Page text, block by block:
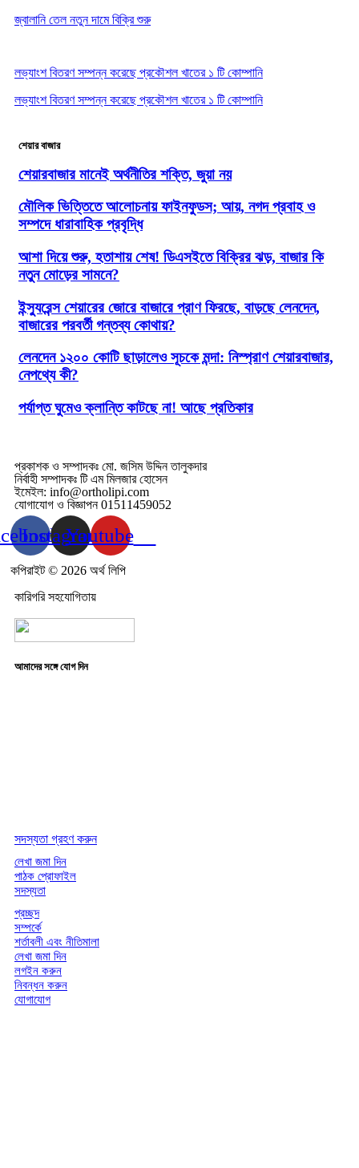
জ্বালানি তেল নতুন দামে বিক্রি শুরু
লভ্যাংশ বিতরণ সম্পন্ন করেছে প্রকৌশল খাতের ১ টি কোম্পানি
লভ্যাংশ বিতরণ সম্পন্ন করেছে প্রকৌশল খাতের ১ টি কোম্পানি
শেয়ার বাজার
শেয়ারবাজার মানেই অর্থনীতির শক্তি, জুয়া নয়
মৌলিক ভিত্তিতে আলোচনায় ফাইনফুডস; আয়, নগদ প্রবাহ ও
সম্পদে ধারাবাহিক প্রবৃদ্ধি
আশা দিয়ে শুরু, হতাশায় শেষ! ডিএসইতে বিক্রির ঝড়, বাজার কি
নতুন মোড়ের সামনে?
ইন্স্যুরেন্স শেয়ারের জোরে বাজারে প্রাণ ফিরছে, বাড়ছে লেনদেন,
বাজারের পরবর্তী গন্তব্য কোথায়?
লেনদেন ১২০০ কোটি ছাড়ালেও সূচকে মন্দা: নিস্প্রাণ শেয়ারবাজার,
নেপথ্যে কী?
পর্যাপ্ত ঘুমেও ক্লান্তি কাটছে না! আছে প্রতিকার
প্রকাশক ও সম্পাদকঃ মো. জসিম উদ্দিন তালুকদার
নির্বাহী সম্পাদকঃ টি এম মিলজার হোসেন
ইমেইল: info@ortholipi.com
যোগাযোগ ও বিজ্ঞাপন 01511459052
Instagram
Youtube
কপিরাইট © 2026 অর্থ লিপি
কারিগরি সহযোগিতায়
আমাদের সঙ্গে যোগ দিন
সদস্যতা গ্রহণ করুন
লেখা জমা দিন
পাঠক প্রোফাইল
সদস্যতা
প্রচ্ছদ
সম্পর্কে
শর্তাবলী এবং নীতিমালা
লেখা জমা দিন
লগইন করুন
নিবন্ধন করুন
যোগাযোগ